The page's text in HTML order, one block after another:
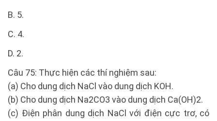
B. 5.
C. 4.
D. 2.
Câu 75: Thực hiện các thí nghiệm sau:
(a) Cho dung dịch NaCl vào dung dịch KOH.
(b) Cho dung dịch Na2CO3 vào dung dịch Ca(OH)2.
(c) Điện phân dung dịch NaCl với điện cực trơ, có